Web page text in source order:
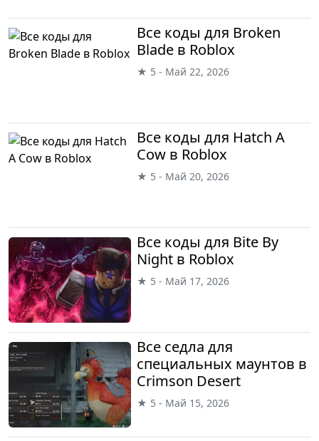
Все коды для Broken
Blade в Roblox
★ 5 - Май 22, 2026
Все коды для Hatch A
Cow в Roblox
★ 5 - Май 20, 2026
Все коды для Bite By
Night в Roblox
★ 5 - Май 17, 2026
Все седла для
специальных маунтов в
Crimson Desert
★ 5 - Май 15, 2026